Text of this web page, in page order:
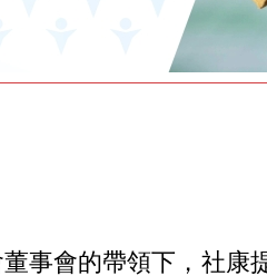
事會的帶領下，社康